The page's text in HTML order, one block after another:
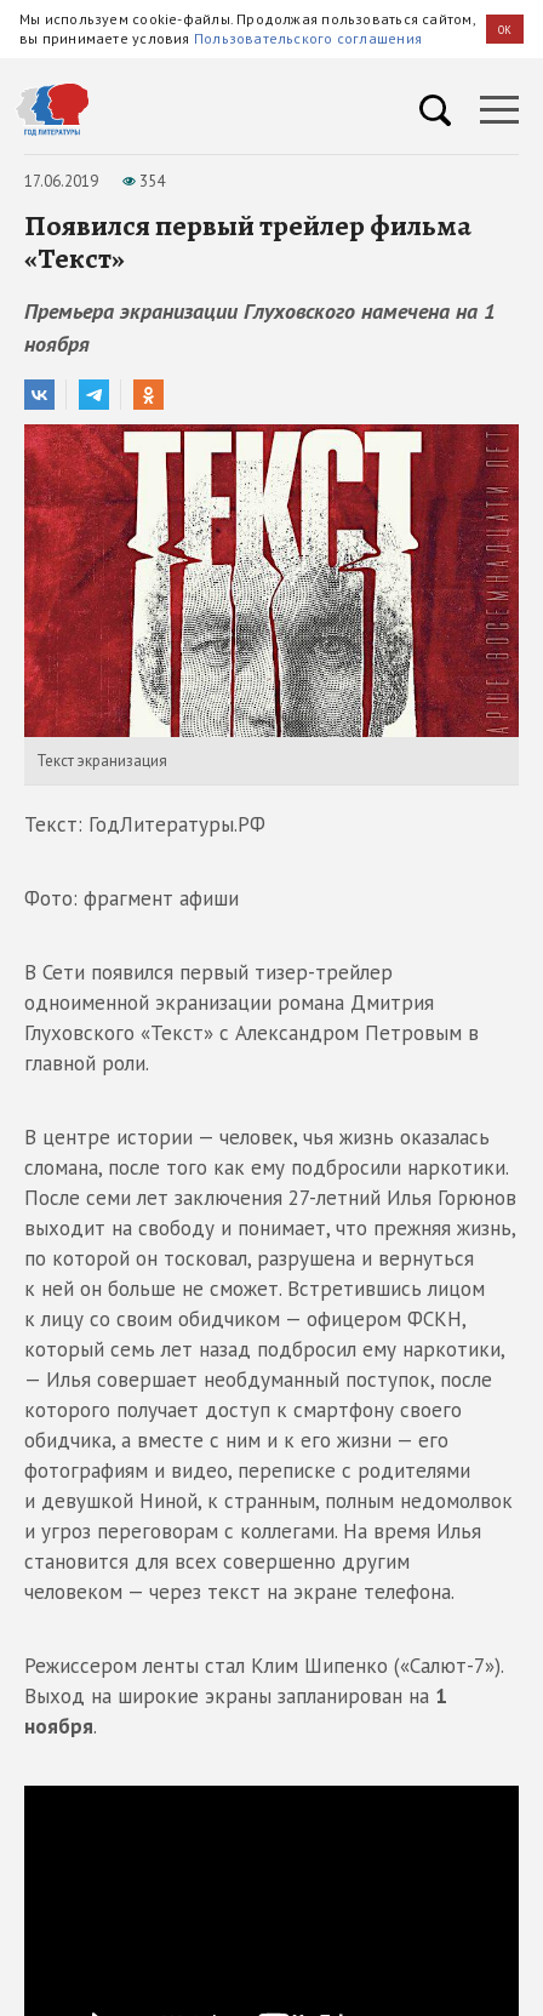
Мы используем cookie-файлы. Продолжая пользоваться сайтом,
вы принимаете условия Пользовательского соглашения OK
17.06.2019 354
Появился первый трейлер фильма
«Текст»
Премьера экранизации Глуховского намечена на 1
ноября
Текст экранизация
Текст: ГодЛитературы.РФ
Фото: фрагмент афиши
В Сети появился первый тизер-трейлер
одноименной экранизации романа Дмитрия
Глуховского «Текст» с Александром Петровым в
главной роли.
В центре истории — человек, чья жизнь оказалась
сломана, после того как ему подбросили наркотики.
После семи лет заключения 27-летний Илья Горюнов
выходит на свободу и понимает, что прежняя жизнь,
по которой он тосковал, разрушена и вернуться
к ней он больше не сможет. Встретившись лицом
к лицу со своим обидчиком — офицером ФСКН,
который семь лет назад подбросил ему наркотики,
— Илья совершает необдуманный поступок, после
которого получает доступ к смартфону своего
обидчика, а вместе с ним и к его жизни — его
фотографиям и видео, переписке с родителями
и девушкой Ниной, к странным, полным недомолвок
и угроз переговорам с коллегами. На время Илья
становится для всех совершенно другим
человеком — через текст на экране телефона.
Режиссером ленты стал Клим Шипенко («Салют-7»).
Выход на широкие экраны запланирован на 1
ноября.